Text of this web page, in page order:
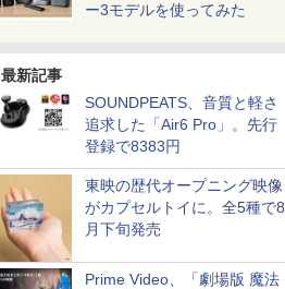
ー3モデルを使ってみた
最新記事
SOUNDPEATS、音質と軽さ
追求した「Air6 Pro」。先行
登録で8383円
東映の歴代オープニング映像
がカプセルトイに。全5種で8
月下旬発売
Prime Video、「劇場版 魔法